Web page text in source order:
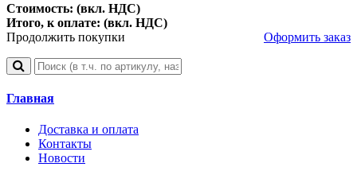
Стоимость: (вкл. НДС)
Итого, к оплате: (вкл. НДС)
Продолжить покупки
Оформить заказ
Главная
Доставка и оплата
Контакты
Новости